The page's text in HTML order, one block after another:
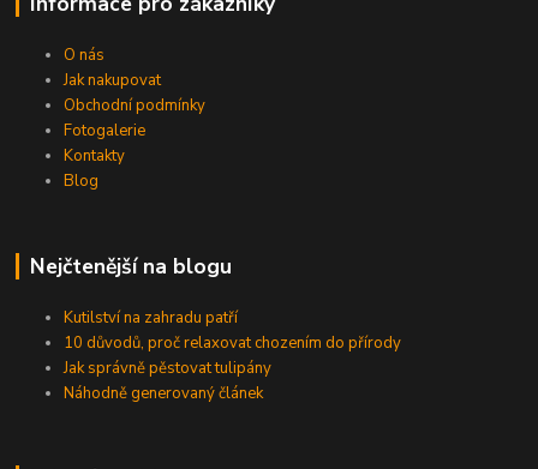
O nás
Jak nakupovat
Obchodní podmínky
Fotogalerie
Kontakty
Blog
Nejčtenější na blogu
Kutilství na zahradu patří
10 důvodů, proč relaxovat chozením do přírody
Jak správně pěstovat tulipány
Náhodně generovaný článek